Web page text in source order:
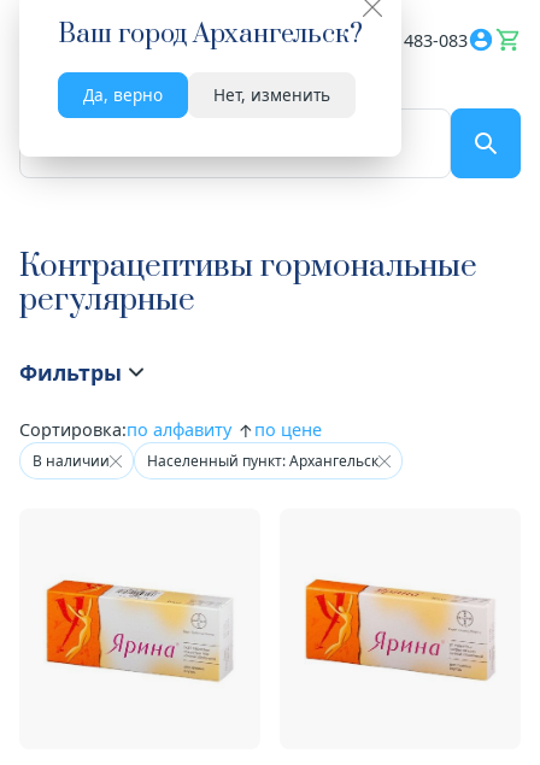
Ваш городАрхангельск?
Да, верно Нет, изменить
Весь сайт 8182 483-083
Контрацептивы гормональные
регулярные
Фильтры
Сортировка:по алфавиту по цене
В наличии Населенный пункт: Архангельск